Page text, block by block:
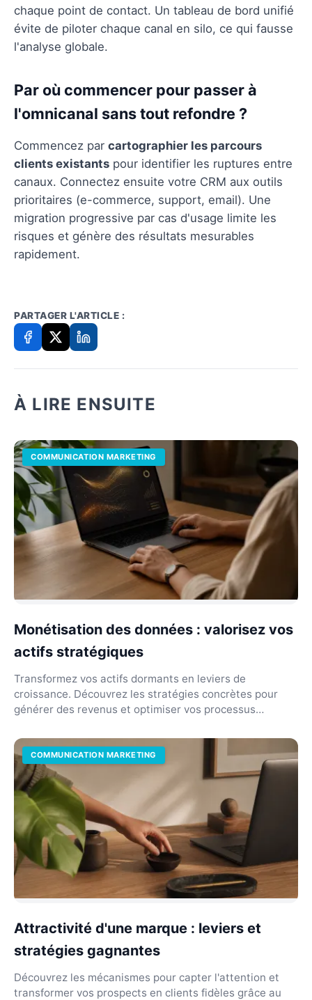
chaque point de contact. Un tableau de bord unifié
évite de piloter chaque canal en silo, ce qui fausse
l'analyse globale.
Par où commencer pour passer à
l'omnicanal sans tout refondre ?
Commencez par cartographier les parcours
clients existants pour identifier les ruptures entre
canaux. Connectez ensuite votre CRM aux outils
prioritaires (e-commerce, support, email). Une
migration progressive par cas d'usage limite les
risques et génère des résultats mesurables
rapidement.
PARTAGER L'ARTICLE :
À LIRE ENSUITE
COMMUNICATION MARKETING
Monétisation des données : valorisez vos
actifs stratégiques
Transformez vos actifs dormants en leviers de
croissance. Découvrez les stratégies concrètes pour
générer des revenus et optimiser vos processus
COMMUNICATION MARKETING
Attractivité d'une marque : leviers et
stratégies gagnantes
Découvrez les mécanismes pour capter l'attention et
transformer vos prospects en clients fidèles grâce au